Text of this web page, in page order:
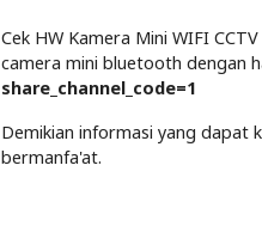
Cek HW Kamera Mini WIFI
camera mini bluetooth dengan
share_channel_code=1
Demikian informasi yang dapat
bermanfa'at.